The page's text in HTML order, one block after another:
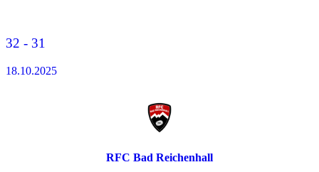
32 - 31
18.10.2025
RFC Bad Reichenhall